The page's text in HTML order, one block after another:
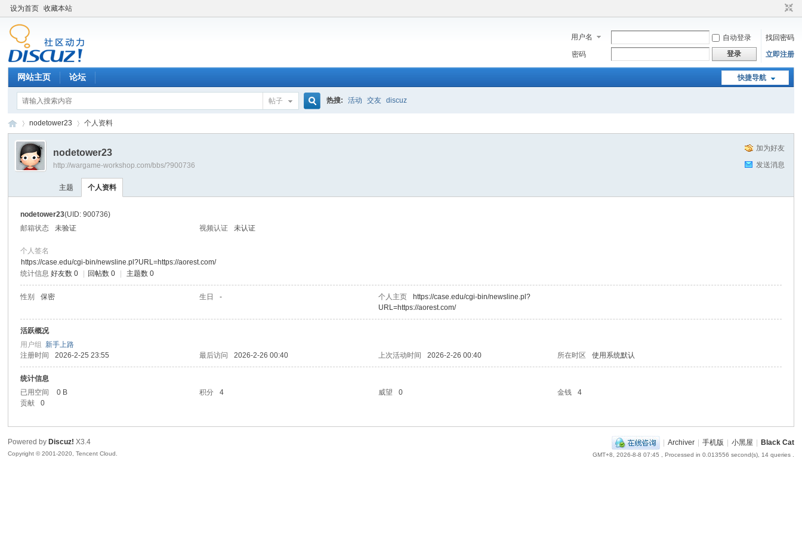
设为首页 收藏本站
用户名 自动登录
找回密码
密码
登录 立即注册
快捷导航
网站主页 论坛
帖子 热搜: 活动 交友 discuz
›
nodetower23 个人资料
加为好友
发送消息
nodetower23
http://wargame-workshop.com/bbs/?900736
主题 个人资料
nodetower23(UID: 900736)
邮箱状态
未验证 视频认证 未认证
个人签名
https://case.edu/cgi-bin/newsline.pl?URL=https://aorest.com/
统计信息 好友数 0 回帖数 0 主题数 0
性别 保密 生日 - 个人主页
https://case.edu/cgi-bin/newsline.pl?
URL=https://aorest.com/
活跃概况
用户组新手上路
注册时间
2026-2-25 23:55 最后访问 2026-2-26 00:40 上次活动时间 2026-2-26 00:40 所在时区 使用系统默认
统计信息
已用空间
0 B 积分 4 威望 0 金钱
4
贡献
0
| Archiver | 手机版 | 小黑屋 | Black Cat
GMT+8, 2026-8-8 07:45 , Processed in 0.013556 second(s), 14 queries .
Powered by Discuz! X3.4
Copyright © 2001-2020, Tencent Cloud.